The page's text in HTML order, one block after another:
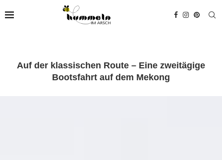
Auf der klassischen Route – Eine zweitägige
Bootsfahrt auf dem Mekong